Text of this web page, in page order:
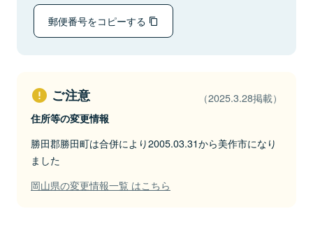
郵便番号をコピーする
ご注意 （2025.3.28掲載）
住所等の変更情報
勝田郡勝田町は合併により2005.03.31から美作市になり
ました
岡山県の変更情報一覧 はこちら